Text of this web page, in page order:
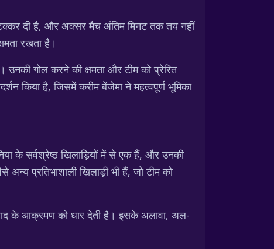
दी है, और अक्सर मैच अंतिम मिनट तक तय नहीं
रखता है।
उनकी गोल करने की क्षमता और टीम को प्रेरित
किया है, जिसमें करीम बेंजेमा ने महत्वपूर्ण भूमिका
के सर्वश्रेष्ठ खिलाड़ियों में से एक हैं, और उनकी
प्रतिभाशाली खिलाड़ी भी हैं, जो टीम को
के आक्रमण को धार देती है। इसके अलावा, अल-